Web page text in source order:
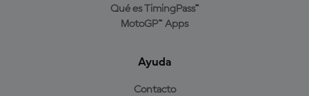
Qué es TimingPass™
MotoGP™ Apps
Ayuda
Contacto